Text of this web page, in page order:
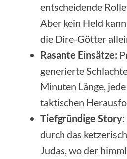
entscheidende
Aber kein Held
die Dire-Götter
Rasante Einsätze:
generierte
Minuten Länge,
taktischen
Tiefgründige Story:
durch das
Judas, wo der